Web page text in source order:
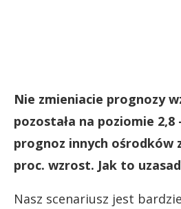
Nie zmieniacie prognozy
pozostała na poziomie 2,8
prognoz innych ośrodków
proc. wzrost. Jak to
Nasz scenariusz jest